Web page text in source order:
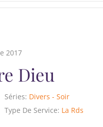
2017
Dieu
Séries: Divers - Soir
Type De Service: La Rds